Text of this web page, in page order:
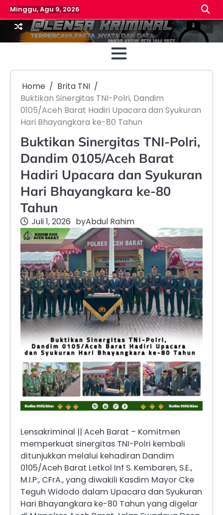
Skip
to
content
Minggu, Agu 9, 2026
Beranda
Home
Brita TNI
Buktikan Sinergitas TNI-Polri, Dandim
0105/Aceh Barat Hadiri Upacara dan Syukuran
Hari Bhayangkara ke-80 Tahun
Buktikan Sinergitas TNI-Polri,
Dandim 0105/Aceh Barat
Hadiri Upacara dan Syukuran
Hari Bhayangkara ke-80
Tahun
Juli 1, 2026 byAbdul Rahim
Lensakriminal || Aceh Barat – Komitmen
memperkuat sinergitas TNI-Polri kembali
ditunjukkan melalui kehadiran Dandim
0105/Aceh Barat Letkol Inf S. Kembaren, S.E.,
M.I.P., CFrA., yang diwakili Kasdim Mayor Cke
Teguh Widodo dalam Upacara dan Syukuran
Hari Bhayangkara ke-80 Tahun yang digelar